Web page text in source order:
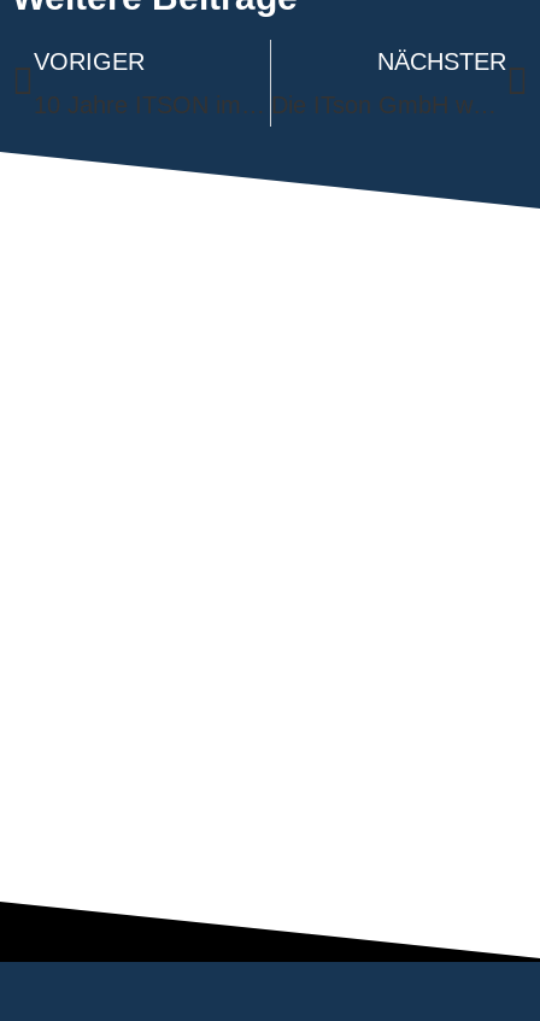
VORIGER
10 Jahre ITSON im BVMW: Partnerschaft, Netzwerk und Mittelstandsorientierung
NÄCHSTER
Die ITson GmbH wünscht Frohe Weihnachten 🎄